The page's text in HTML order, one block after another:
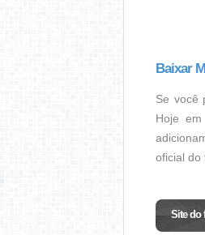
Baixar
Se você
Hoje
oficial do
Site do